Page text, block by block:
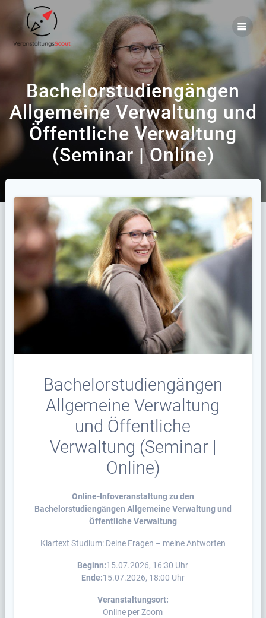
Zum
Inhalt
springen
Bachelorstudiengängen
Allgemeine Verwaltung und
Öffentliche Verwaltung
(Seminar | Online)
Bachelorstudiengängen
Allgemeine Verwaltung
und Öffentliche
Verwaltung (Seminar |
Online)
Online-Infoveranstaltung zu den
Bachelorstudiengängen Allgemeine Verwaltung und
Öffentliche Verwaltung
Klartext Studium: Deine Fragen – meine Antworten
Beginn:15.07.2026, 16:30 Uhr
Ende:15.07.2026, 18:00 Uhr
Veranstaltungsort:
Online per Zoom